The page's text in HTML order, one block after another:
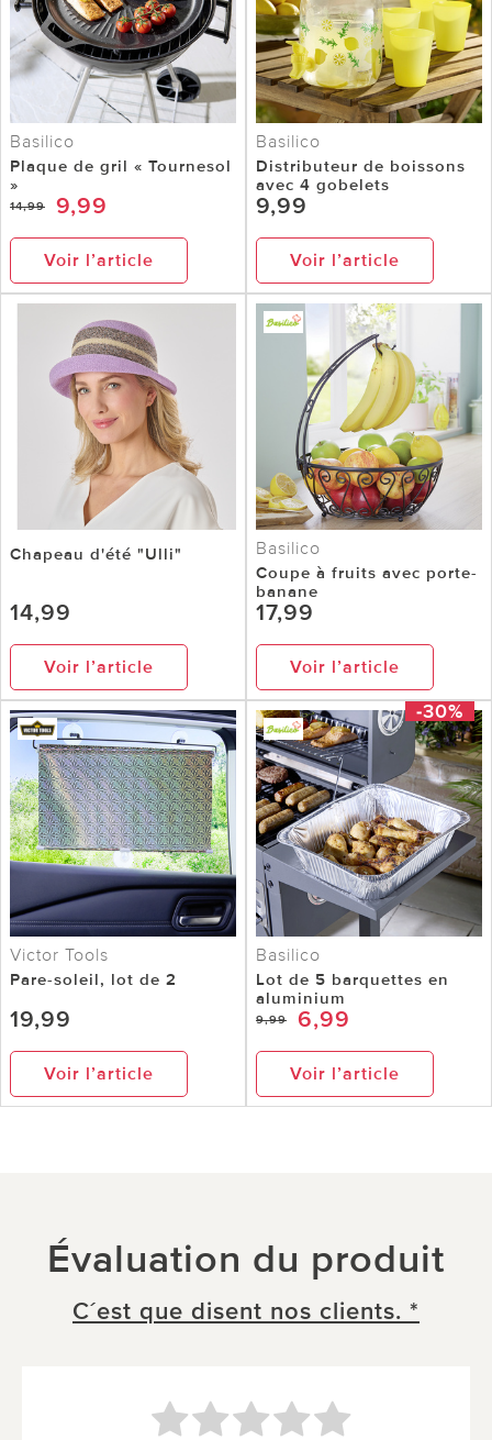
Basilico
Plaque de gril « Tournesol
»
14,99 9,99
Voir l’article
Basilico
Distributeur de boissons
avec 4 gobelets
9,99
Voir l’article
Chapeau d'été "Ulli"
14,99
Voir l’article
Basilico
Coupe à fruits avec porte-
banane
17,99
Voir l’article
Victor Tools
Pare-soleil, lot de 2
19,99
Voir l’article
-30%
Basilico
Lot de 5 barquettes en
aluminium
9,99 6,99
Voir l’article
Évaluation du produit
C´est que disent nos clients. *